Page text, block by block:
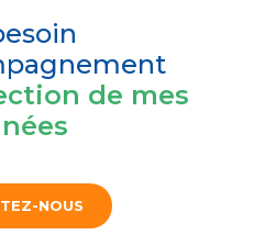
de mes
NOUS